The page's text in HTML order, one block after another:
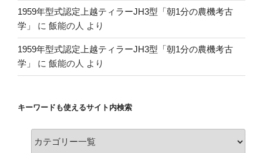
1959年型式認定上越ティラーJH3型「朝1分の農機考古
学」
に 飯能の人 より
1959年型式認定上越ティラーJH3型「朝1分の農機考古
学」
に 飯能の人 より
キーワードも使えるサイト内検索